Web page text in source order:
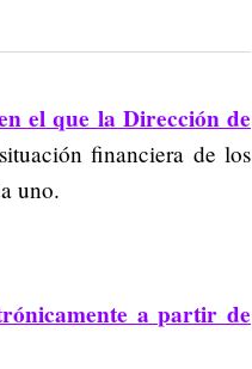
el que la Dirección de
financiera de los
uno.
a partir de